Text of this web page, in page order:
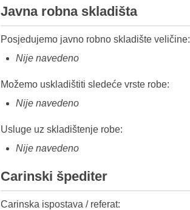
Javna robna skladišta
Posjedujemo javno robno skladište veličine:
Nije navedeno
Možemo uskladištiti sledeće vrste robe:
Nije navedeno
Usluge uz skladištenje robe:
Nije navedeno
Carinski špediter
Carinska ispostava / referat: